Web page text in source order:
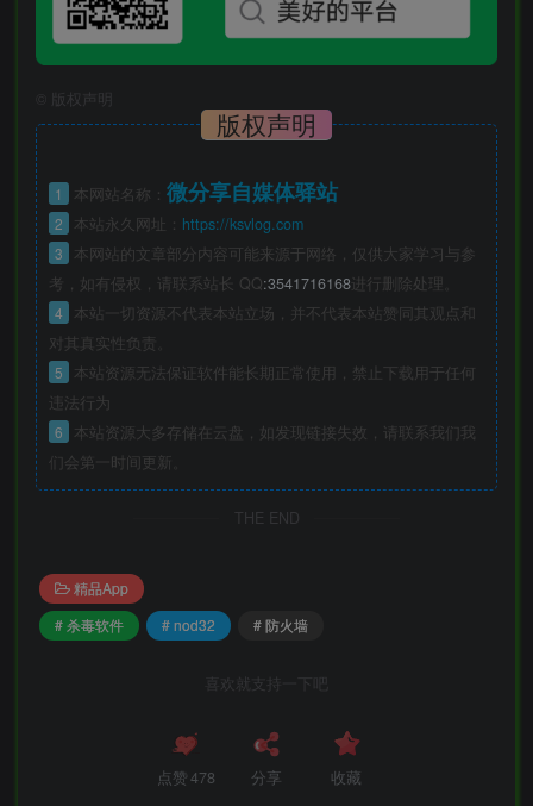
版权声明
版权声明
1 本网站名称： 微分享自媒体驿站
2 本站永久网址： https://ksvlog.com
3
本网站的文章部分内容可能来源于网络，仅供大家学习与参
考，如有侵权，请联系站长 QQ:3541716168进行删除处理。
4
本站一切资源不代表本站立场，并不代表本站赞同其观点和
对其真实性负责。
5
本站资源无法保证软件能长期正常使用，禁止下载用于任何
违法行为
6
本站资源大多存储在云盘，如发现链接失效，请联系我们我
们会第一时间更新。
THE END
精品App
# 杀毒软件
# nod32 # 防火墙
喜欢就支持一下吧
点赞478 分享 收藏